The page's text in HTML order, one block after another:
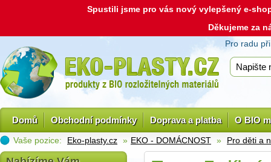
Spustili jsme pro vás nový vylepšený e-
Děkujeme za
Pro radu
Domů Obchodní podmínky Doprava a platba O BIO
Vaše pozice: Eko-plasty.cz » EKO - DOMÁCNOST » Pro děti a